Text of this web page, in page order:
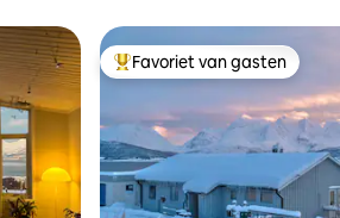
Topfavoriet van gasten
Favoriet van gasten